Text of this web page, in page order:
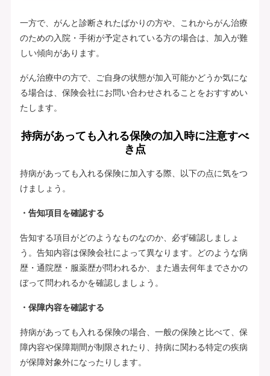
一方で、がんと診断されたばかりの方や、これからがん治療
のための入院・手術が予定されている方の場合は、加入が難
しい傾向があります。
がん治療中の方で、ご自身の状態が加入可能かどうか気にな
る場合は、保険会社にお問い合わせされることをおすすめい
たします。
持病があっても入れる保険の加入時に注意すべ
き点
持病があっても入れる保険に加入する際、以下の点に気をつ
けましょう。
・告知項目を確認する
告知する項目がどのようなものなのか、必ず確認しましょ
う。告知内容は保険会社によって異なります。どのような病
歴・通院歴・服薬歴が問われるか、また過去何年までさかの
ぼって問われるかを確認しましょう。
・保障内容を確認する
持病があっても入れる保険の場合、一般の保険と比べて、保
障内容や保障期間が制限されたり、持病に関わる特定の疾病
が保障対象外になったりします。